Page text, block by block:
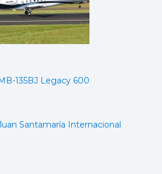
135BJ Legacy 600
Santamaría Internacional